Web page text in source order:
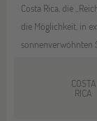
Costa Rica, die
die Möglichkeit, in
sonnenverwöhnten
COSTA
RICA